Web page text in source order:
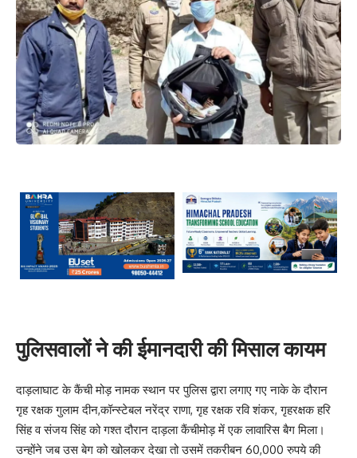
पुलिसवालों ने की ईमानदारी की मिसाल कायम
दाड़लाघाट के कैंची मोड़ नामक स्थान पर पुलिस द्वारा लगाए गए नाके के दौरान
गृह रक्षक गुलाम दीन,कॉन्स्टेबल नरेंद्र राणा, गृह रक्षक रवि शंकर, गृहरक्षक हरि
सिंह व संजय सिंह को गश्त दौरान दाड़ला कैंचीमोड़ में एक लावारिस बैग मिला।
उन्होंने जब उस बेग को खोलकर देखा तो उसमें तकरीबन 60,000 रुपये की